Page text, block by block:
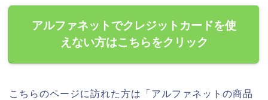
アルファネットでクレジットカードを使
えない方はこちらをクリック
こちらのページに訪れた方は「アルファネットの商品